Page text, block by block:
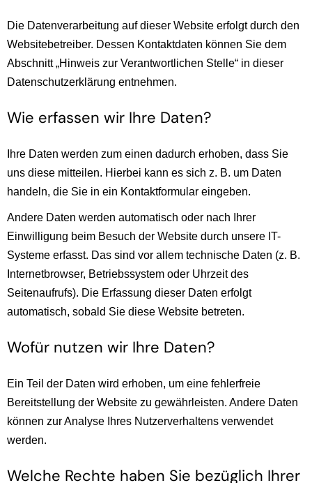
Die Datenverarbeitung auf dieser Website erfolgt durch den
Websitebetreiber. Dessen Kontaktdaten können Sie dem
Abschnitt „Hinweis zur Verantwortlichen Stelle“ in dieser
Datenschutzerklärung entnehmen.
Wie erfassen wir Ihre Daten?
Ihre Daten werden zum einen dadurch erhoben, dass Sie
uns diese mitteilen. Hierbei kann es sich z. B. um Daten
handeln, die Sie in ein Kontaktformular eingeben.
Andere Daten werden automatisch oder nach Ihrer
Einwilligung beim Besuch der Website durch unsere IT-
Systeme erfasst. Das sind vor allem technische Daten (z. B.
Internetbrowser, Betriebssystem oder Uhrzeit des
Seitenaufrufs). Die Erfassung dieser Daten erfolgt
automatisch, sobald Sie diese Website betreten.
Wofür nutzen wir Ihre Daten?
Ein Teil der Daten wird erhoben, um eine fehlerfreie
Bereitstellung der Website zu gewährleisten. Andere Daten
können zur Analyse Ihres Nutzerverhaltens verwendet
werden.
Welche Rechte haben Sie bezüglich Ihrer